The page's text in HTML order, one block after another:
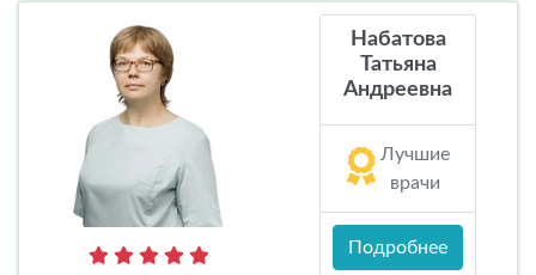
Набатова
Татьяна
Андреевна
Лучшие
врачи
Подробнее